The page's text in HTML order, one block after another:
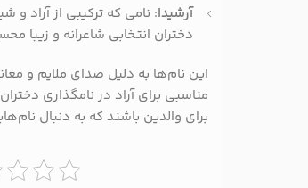
آرشیدا: نامی که ترکیبی از آراد
دختران انتخابی شاعرانه و زیبا
این نام‌ها به دلیل صدای ملایم و
مناسبی برای آراد در نامگذاری
برای والدین باشند که به دنبال